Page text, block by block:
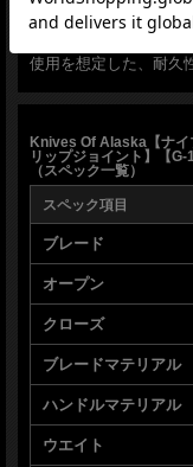
■クローズ：約9.8cm
■ブレードマテリアル：D2
■ウエイト：約49g
ジョイント】【G-10】
＊製造時、輸送に伴う擦り
＊写真、動画はサンプルとな
ナイフ販売専門ショップ グ
の厳しい自然環境で培
使用を想定した、耐久
Knives Of Alaska【ナイ
リップジョイント】【
（スペック一覧）
スペック項目
ブレード
オープン
クローズ
ブレードマテリアル
ハンドルマテリアル
ウエイト